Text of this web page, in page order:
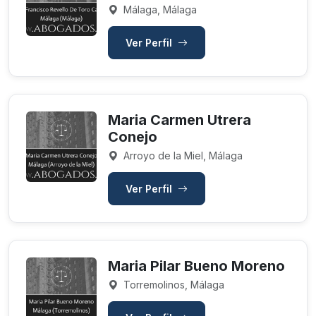
Málaga, Málaga
Ver Perfil
Maria Carmen Utrera
Conejo
Arroyo de la Miel, Málaga
Ver Perfil
Maria Pilar Bueno Moreno
Torremolinos, Málaga